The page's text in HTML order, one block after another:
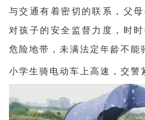
与交通有着密切的联系，父
对孩子的安全监督力度，时
危险地带，未满法定年龄不能
小学生骑电动车上高速，交警